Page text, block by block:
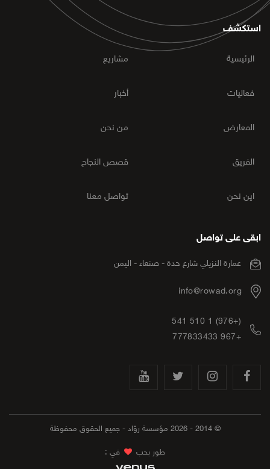
استكشف
الرئيسية مشاريع
فعاليات أخبار
المعارض من نحن
الفريق قصص النجاح
اين نحن تواصل معنا
ابقى على تواصل
عمارة النزيلي شارع حدة - صنعاء - اليمن
info@rowad.org
(+976) 1 510 541
+967 777833433
© 2014 - 2026 مؤسسة روّاد - جميع الحقوق محفوظة
طور بحب في :